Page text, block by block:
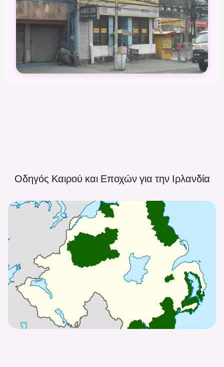
Οδηγός Καιρού και Εποχών για την Ιρλανδία